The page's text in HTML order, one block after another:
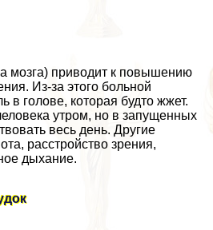
мозга) приводит к повышению
Из-за этого больной
в голове, которая будто жжет.
утром, но в запущенных
весь день. Другие
расстройство зрения,
дыхание.